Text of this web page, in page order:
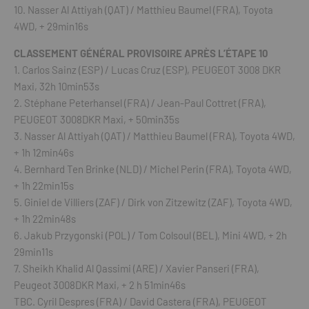
10. Nasser Al Attiyah (QAT) / Matthieu Baumel (FRA), Toyota
4WD, + 29min16s
CLASSEMENT GÉNÉRAL PROVISOIRE APRÈS L’ÉTAPE 10
1. Carlos Sainz (ESP) / Lucas Cruz (ESP), PEUGEOT 3008 DKR
Maxi, 32h 10min53s
2. Stéphane Peterhansel (FRA) / Jean-Paul Cottret (FRA),
PEUGEOT 3008DKR Maxi, + 50min35s
3. Nasser Al Attiyah (QAT) / Matthieu Baumel (FRA), Toyota 4WD,
+ 1h 12min46s
4. Bernhard Ten Brinke (NLD) / Michel Perin (FRA), Toyota 4WD,
+ 1h 22min15s
5. Giniel de Villiers (ZAF) / Dirk von Zitzewitz (ZAF), Toyota 4WD,
+ 1h 22min48s
6. Jakub Przygonski (POL) / Tom Colsoul (BEL), Mini 4WD, + 2h
29min11s
7. Sheikh Khalid Al Qassimi (ARE) / Xavier Panseri (FRA),
Peugeot 3008DKR Maxi, + 2 h 51min46s
TBC. Cyril Despres (FRA) / David Castera (FRA), PEUGEOT